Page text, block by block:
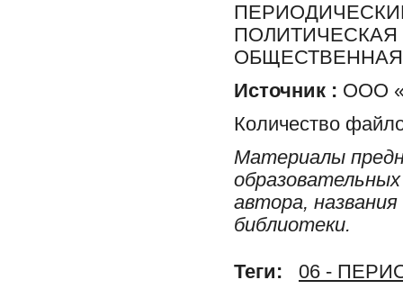
Источник : ООО
Количество
Материалы
автора,
библиотеки.
Теги: 06 -